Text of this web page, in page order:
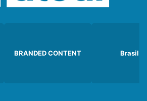
BRANDED CONTENT Brasil